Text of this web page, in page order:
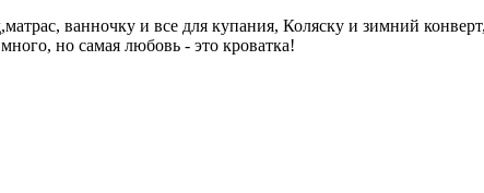
ванночку и все для купания, Коляску и зимний
но самая любовь - это кроватка!